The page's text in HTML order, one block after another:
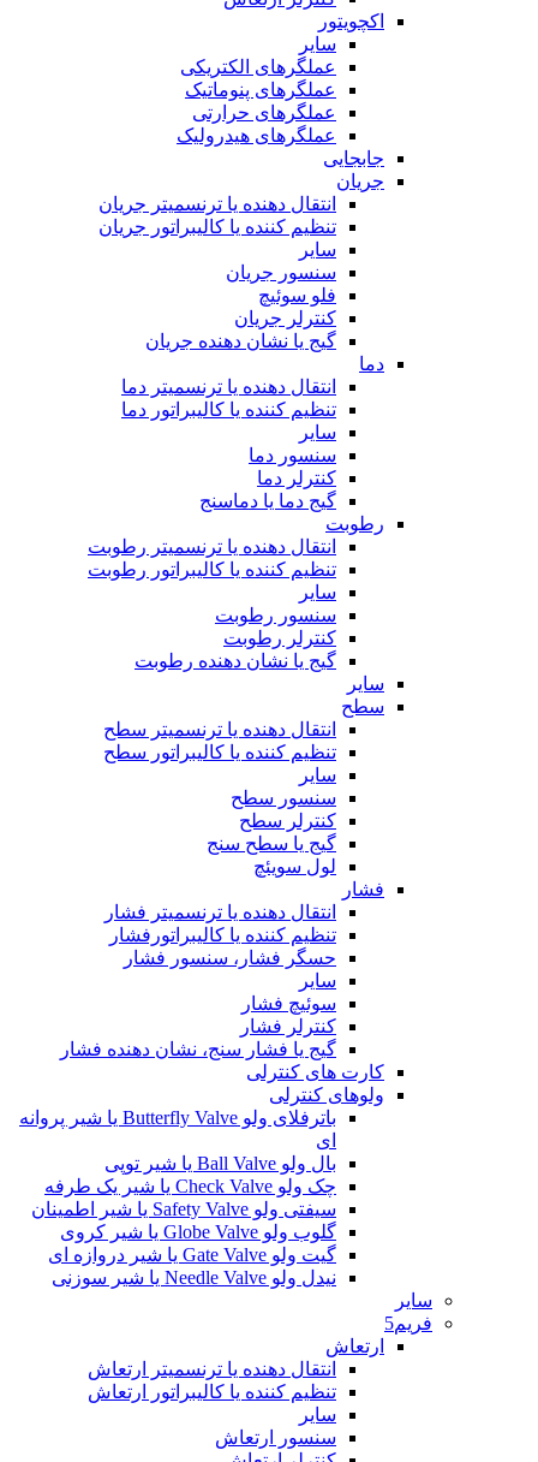
اکچویتور
سایر
عملگرهای الکتریکی
عملگرهای پنوماتیک
عملگرهای حرارتی
عملگرهای هیدرولیک
جابجایی
جریان
انتقال دهنده یا ترنسمیتر جریان
تنظیم کننده یا کالیبراتور جریان
سایر
سنسور جریان
فلو سوئیچ
کنترلر جریان
گیج یا نشان دهنده جریان
دما
انتقال دهنده یا ترنسمیتر دما
تنظیم کننده یا کالیبراتور دما
سایر
سنسور دما
کنترلر دما
گیج دما یا دماسنج
رطوبت
انتقال دهنده یا ترنسمیتر رطوبت
تنظیم کننده یا کالیبراتور رطوبت
سایر
سنسور رطوبت
کنترلر رطوبت
گیج یا نشان دهنده رطوبت
سایر
سطح
انتقال دهنده یا ترنسمیتر سطح
تنظیم کننده یا کالیبراتور سطح
سایر
سنسور سطح
کنترلر سطح
گیج یا سطح سنج
لول سویئچ
فشار
انتقال دهنده یا ترنسمیتر فشار
تنظیم کننده یا کالیبراتورفشار
حسگر فشار، سنسور فشار
سایر
سوئیچ فشار
کنترلر فشار
گیج یا فشار سنج، نشان دهنده فشار
کارت های کنترلی
ولوهای کنترلی
باترفلای ولو Butterfly Valve یا شیر پروانه
ای
بال ولو Ball Valve یا شیر توپی
چک ولو Check Valve یا شیر یک طرفه
سیفتی ولو Safety Valve یا شیر اطمینان
گلوب ولو Globe Valve یا شیر کروی
گیت ولو Gate Valve یا شیر دروازه ای
نیدل ولو Needle Valve یا شیر سوزنی
سایر
فریم5
ارتعاش
انتقال دهنده یا ترنسمیتر ارتعاش
تنظیم کننده یا کالیبراتور ارتعاش
سایر
سنسور ارتعاش